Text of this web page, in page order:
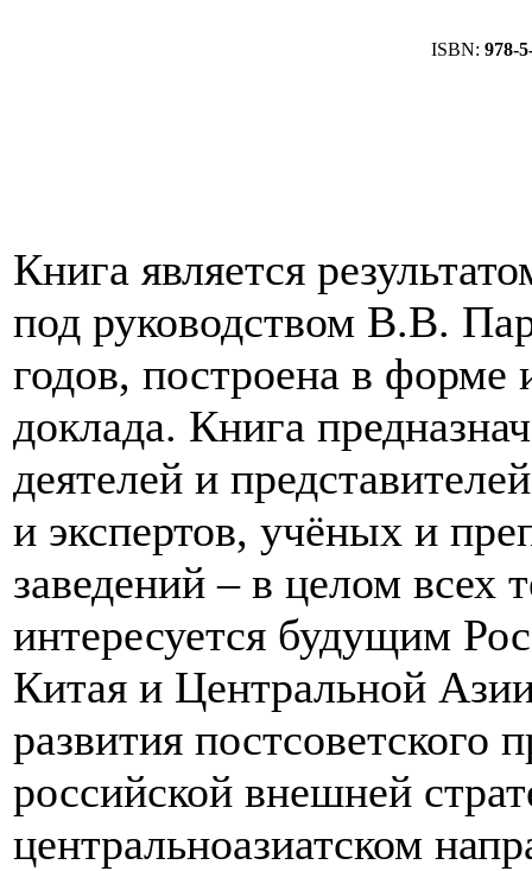
ISBN: 978-
Книга является
под руководством В.В.
годов, построена в форме
доклада. Книга
деятелей и
и экспертов, учёных и
заведений – в целом всех
интересуется будущим
Китая и Центральной
развития постсоветского
российской внешней
центральноазиатском